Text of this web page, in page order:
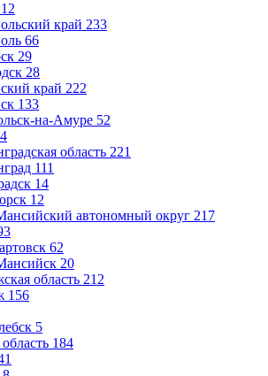
12
край 233
66
29
28
край 222
133
на-Амуре 52
4
область 221
111
14
12
автономный округ 217
62
20
область 212
156
5
184